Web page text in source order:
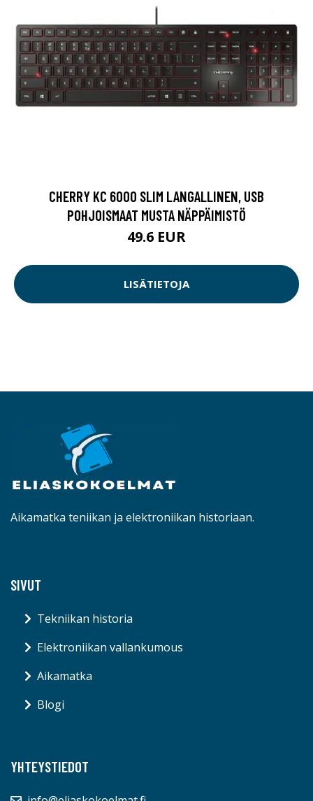
CHERRY KC 6000 SLIM LANGALLINEN, USB
POHJOISMAAT MUSTA NÄPPÄIMISTÖ
49.6 EUR
LISÄTIETOJA
Aikamatka teniikan ja elektroniikan historiaan.
SIVUT
Tekniikan historia
Elektroniikan vallankumous
Aikamatka
Blogi
YHTEYSTIEDOT